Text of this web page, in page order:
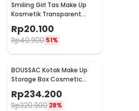
Smiling Girl Tas Make Up
Kosmetik Transparent
Rp20.100
Rp40.900 51%
BOUSSAC Kotak Make Up
Storage Box Cosmetic
Organizer Dustproof - 3028
Rp234.200
Rp320.900 28%